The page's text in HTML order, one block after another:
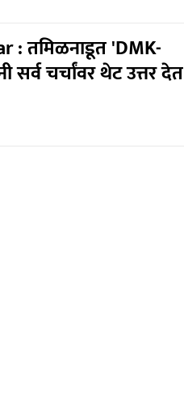
: तमिळनाडूत 'DMK-
सर्व चर्चांवर थेट उत्तर देत